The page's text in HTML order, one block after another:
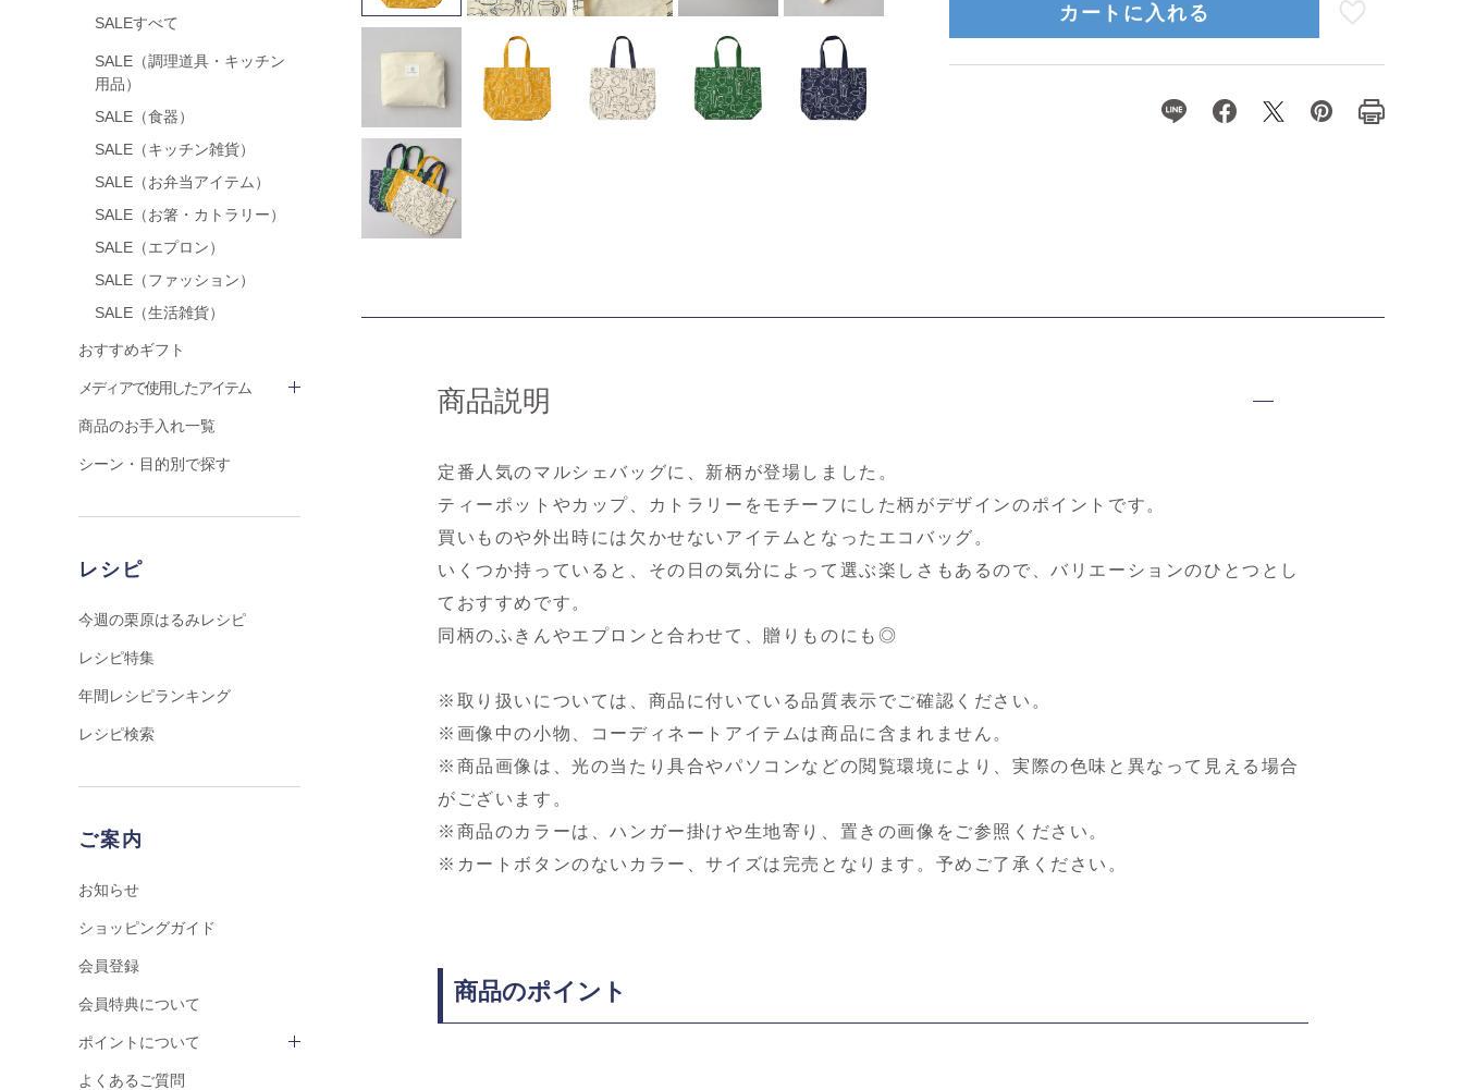
SALEすべて
SALE（調理道具・キッチン
用品）
SALE（食器）
SALE（キッチン雑貨）
SALE（お弁当アイテム）
SALE（お箸・カトラリー）
SALE（エプロン）
SALE（ファッション）
SALE（生活雑貨）
おすすめギフト
メディアで使用したアイテム
商品のお手入れ一覧
シーン・目的別で探す
レシピ
今週の栗原はるみレシピ
レシピ特集
年間レシピランキング
レシピ検索
ご案内
お知らせ
ショッピングガイド
会員登録
会員特典について
ポイントについて
よくあるご質問
カートに入れる
商品説明
定番人気のマルシェバッグに、新柄が登場しました。
ティーポットやカップ、カトラリーをモチーフにした柄がデザインのポイントです。
買いものや外出時には欠かせないアイテムとなったエコバッグ。
いくつか持っていると、その日の気分によって選ぶ楽しさもあるので、バリエーションのひとつとし
ておすすめです。
同柄のふきんやエプロンと合わせて、贈りものにも◎
※取り扱いについては、商品に付いている品質表示でご確認ください。
※画像中の小物、コーディネートアイテムは商品に含まれません。
※商品画像は、光の当たり具合やパソコンなどの閲覧環境により、実際の色味と異なって見える場合
がございます。
※商品のカラーは、ハンガー掛けや生地寄り、置きの画像をご参照ください。
※カートボタンのないカラー、サイズは完売となります。予めご了承ください。
商品のポイント